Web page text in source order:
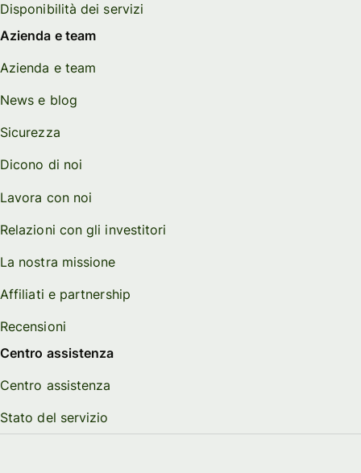
Disponibilità dei servizi
Azienda e team
Azienda e team
News e blog
Sicurezza
Dicono di noi
Lavora con noi
Relazioni con gli investitori
La nostra missione
Affiliati e partnership
Recensioni
Centro assistenza
Centro assistenza
Stato del servizio